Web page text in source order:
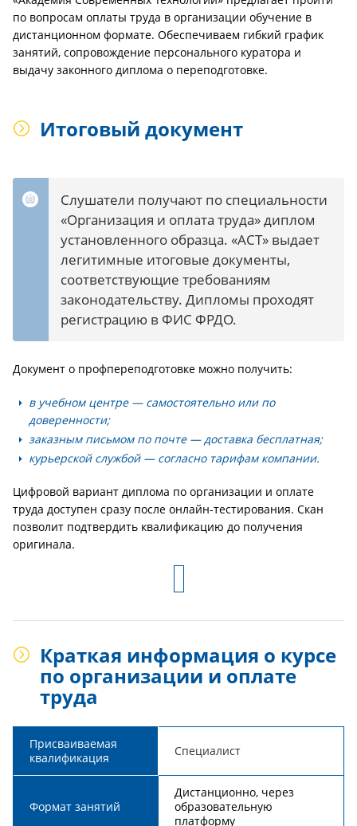
по вопросам оплаты труда в организации обучение в
дистанционном формате. Обеспечиваем гибкий график
занятий, сопровождение персонального куратора и
выдачу законного диплома о переподготовке.
Итоговый документ
Слушатели получают по специальности
«Организация и оплата труда» диплом
установленного образца. «АСТ» выдает
легитимные итоговые документы,
соответствующие требованиям
законодательству. Дипломы проходят
регистрацию в ФИС ФРДО.
Документ о профпереподготовке можно получить:
в учебном центре — самостоятельно или по
доверенности;
заказным письмом по почте — доставка бесплатная;
курьерской службой — согласно тарифам компании.
Цифровой вариант диплома по организации и оплате
труда доступен сразу после онлайн-тестирования. Скан
позволит подтвердить квалификацию до получения
оригинала.
Краткая информация о курсе
по организации и оплате
труда
Присваиваемая
квалификация
Специалист
Формат занятий
Дистанционно, через
образовательную
платформу